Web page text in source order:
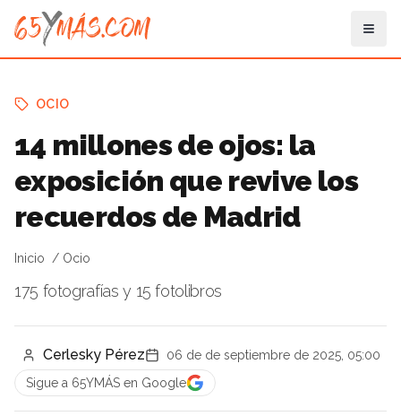
OCIO
14 millones de ojos: la
exposición que revive los
recuerdos de Madrid
Inicio Ocio
175 fotografías y 15 fotolibros
Cerlesky Pérez
06 de de septiembre de 2025, 05:00
Sigue a 65YMÁS en Google